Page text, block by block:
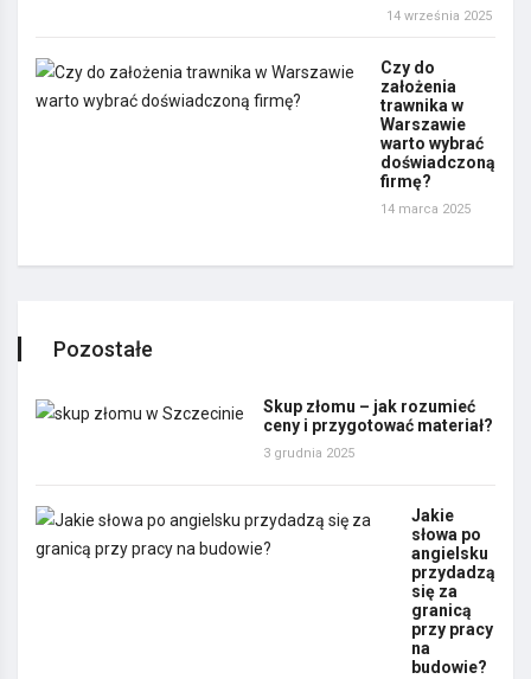
14 września 2025
Czy do
założenia
trawnika w
Warszawie
warto wybrać
doświadczoną
firmę?
14 marca 2025
Pozostałe
Skup złomu – jak rozumieć
ceny i przygotować materiał?
3 grudnia 2025
Jakie
słowa po
angielsku
przydadzą
się za
granicą
przy pracy
na
budowie?